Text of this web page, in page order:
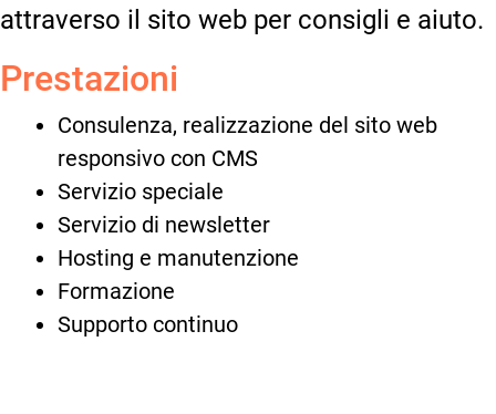
attraverso il sito web per consigli e aiuto.
Prestazioni
Consulenza, realizzazione del sito web
responsivo con CMS
Servizio speciale
Servizio di newsletter
Hosting e manutenzione
Formazione
Supporto continuo